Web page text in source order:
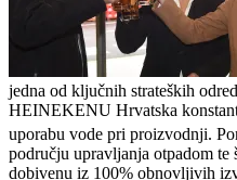
jedna od ključnih strateških
HEINEKENU Hrvatska
uporabu vode pri proizvodnji.
području upravljanja otpadom
dobivenu iz 100% obnovljivih